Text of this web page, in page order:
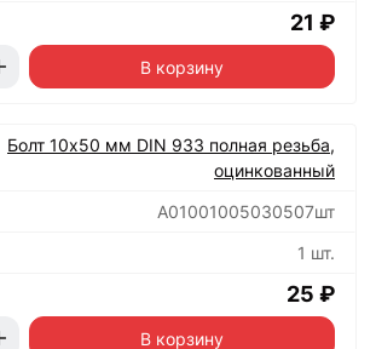
21 ₽
В корзину
Болт 10х50 мм DIN 933 полная резьба,
оцинкованный
А01001005030507шт
1 шт.
25 ₽
В корзину